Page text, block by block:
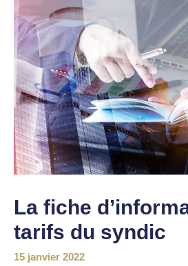
La fiche
tarifs du syndic
15 janvier 2022